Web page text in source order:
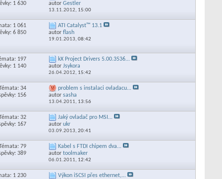
1 630
autor Gestler
13.11.2012, 15:00
1 061
6 850
ATI Catalyst™ 13.1
autor flash
19.01.2013, 08:42
197
1 140
kX Project Drivers 5.00.3536...
autor Jsykora
26.04.2012, 15:42
34
156
problem s instalaci ovladacu...
autor sasha
13.04.2011, 13:56
32
167
Jaký ovladač pro MSI...
autor ukr
03.09.2013, 20:41
79
389
Kabel s FTDI chipem dva...
autor toolmaker
06.01.2011, 12:42
1 230
Výkon iSCSI přes ethernet,...